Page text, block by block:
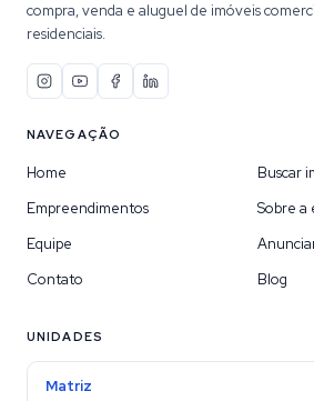
compra, venda e aluguel de imóveis
residenciais.
NAVEGAÇÃO
Home
Buscar
Empreendimentos
Sobre a
Equipe
Contato
Blog
UNIDADES
Matriz